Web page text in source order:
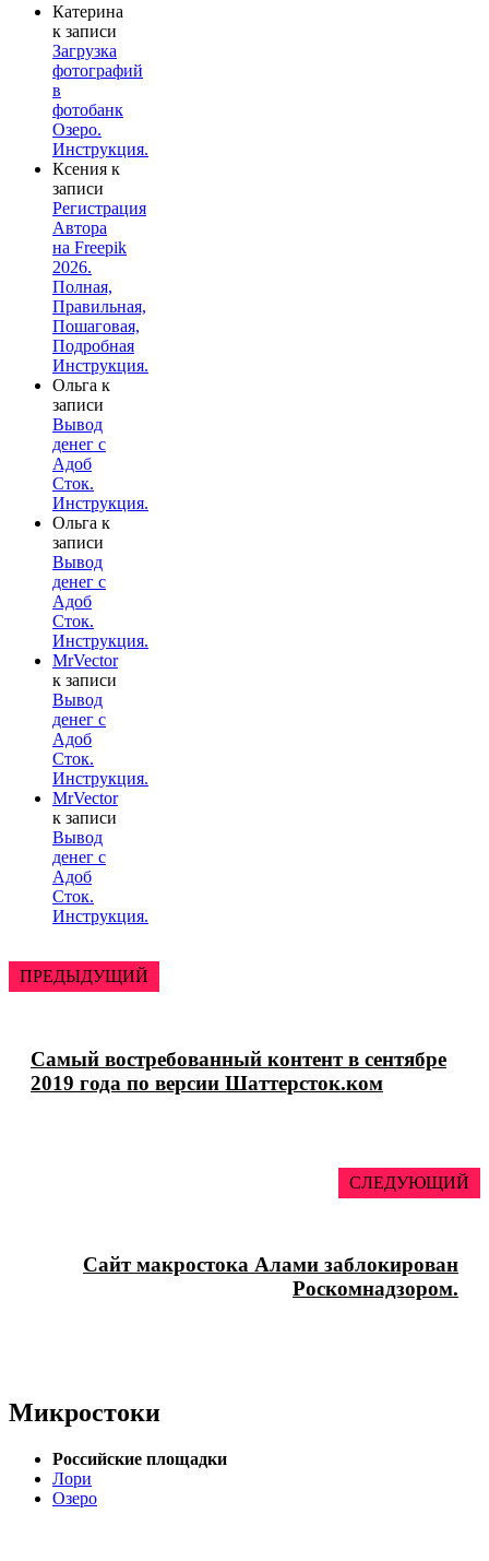
Катерина
к записи
Загрузка
фотографий
в
фотобанк
Озеро.
Инструкция.
Ксения к
записи
Регистрация
Автора
на Freepik
2026.
Полная,
Правильная,
Пошаговая,
Подробная
Инструкция.
Ольга к
записи
Вывод
денег с
Адоб
Сток.
Инструкция.
Ольга к
записи
Вывод
денег с
Адоб
Сток.
Инструкция.
MrVector
к записи
Вывод
денег с
Адоб
Сток.
Инструкция.
MrVector
к записи
Вывод
денег с
Адоб
Сток.
Инструкция.
ПРЕДЫДУЩИЙ
Самый востребованный контент в сентябре
2019 года по версии Шаттерсток.ком
СЛЕДУЮЩИЙ
Сайт макростока Алами заблокирован
Роскомнадзором.
Микростоки
Российские площадки
Лори
Озеро